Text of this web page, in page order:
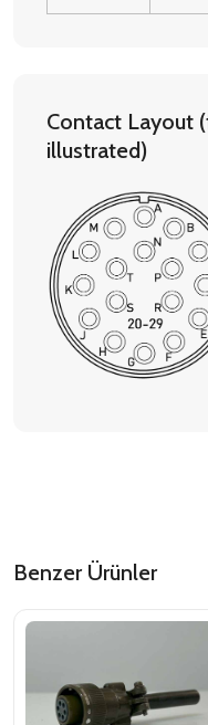
Contact Layout
illustrated)
Benzer Ürünler